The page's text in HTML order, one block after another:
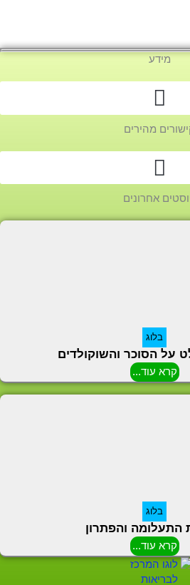
מידע
מהירים
אחרונים
בלוג
על הסוכר והשוקולדים
קרא עוד...
בלוג
התעלומה והפתרון
קרא עוד...